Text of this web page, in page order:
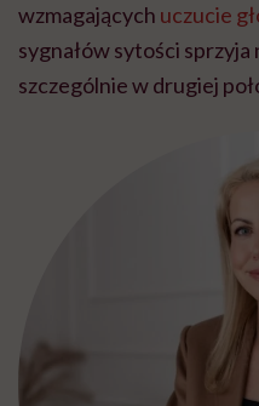
wzmagających uczucie
sygnałów sytości
szczególnie w drugiej